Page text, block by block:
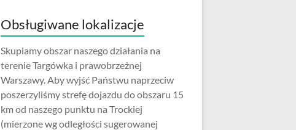
Obsługiwane lokalizacje
Skupiamy obszar naszego działania na
terenie Targówka i prawobrzeżnej
Warszawy. Aby wyjść Państwu naprzeciw
poszerzyliśmy strefę dojazdu do obszaru 15
km od naszego punktu na Trockiej
(mierzone wg odległości sugerowanej